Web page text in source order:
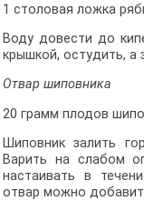
1 столовая ложка
Воду довести до
крышкой, остудить, а
Отвар шиповника
20 грамм плодов
Шиповник залить
Варить на слабом
настаивать в
отвар можно